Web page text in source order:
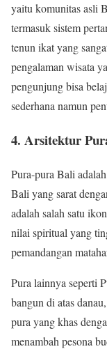
yaitu komunitas asli
termasuk sistem
tenun ikat yang
pengalaman wisata
pengunjung bisa
sederhana namun
4. Arsitektur
Pura-pura Bali
Bali yang sarat
adalah salah satu
nilai spiritual yang
pemandangan
Pura lainnya seperti
bangun di atas
pura yang khas
menambah pesona